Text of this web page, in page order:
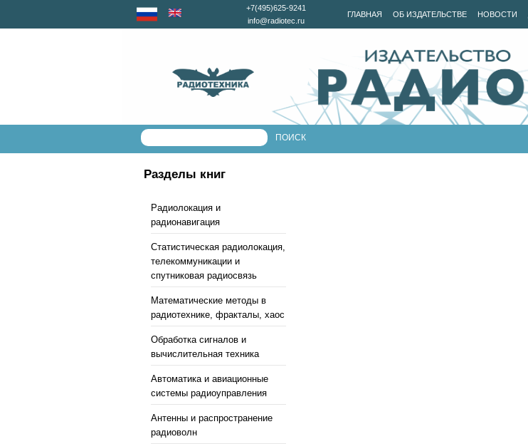
ГЛАВНАЯ ОБ ИЗДАТЕЛЬСТВЕ НОВОСТИ
+7(495)625-9241
info@radiotec.ru
Разделы книг
Радиолокация и
радионавигация
Статистическая радиолокация,
телекоммуникации и
спутниковая радиосвязь
Математические методы в
радиотехнике, фракталы, хаос
Обработка сигналов и
вычислительная техника
Автоматика и авиационные
системы радиоуправления
Антенны и распространение
радиоволн